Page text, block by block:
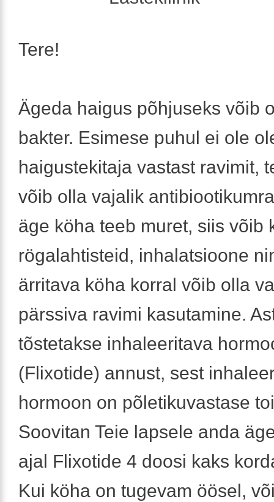
Tere!
Ägeda haigus põhjuseks võib
bakter. Esimese puhul ei ole
haigustekitaja vastast ravimit,
võib olla vajalik
äge köha teeb muret, siis võib
rögalahtisteid, inhalatsioone
ärritava köha korral võib olla
pärssiva ravimi kasutamine.
tõstetakse inhaleeritava
(Flixotide) annust, sest
hormoon on põletikuvastase
Soovitan Teie lapsele anda
ajal Flixotide 4 doosi kaks
Kui köha on tugevam öösel,